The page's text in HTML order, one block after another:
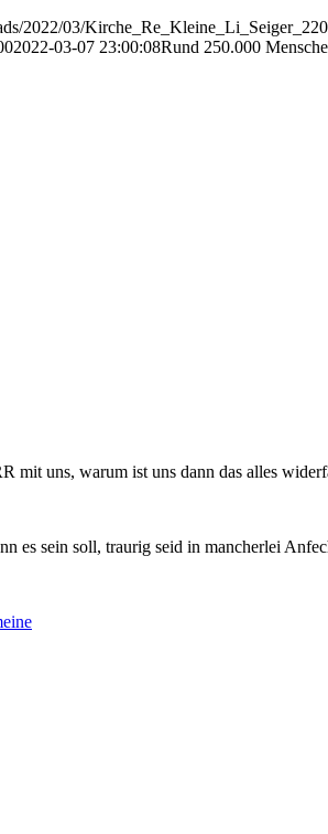
2022/03/
2022-03-07 23:00:08Rund 250.000
mit uns, warum ist uns dann das alles
es sein soll, traurig seid in mancherlei